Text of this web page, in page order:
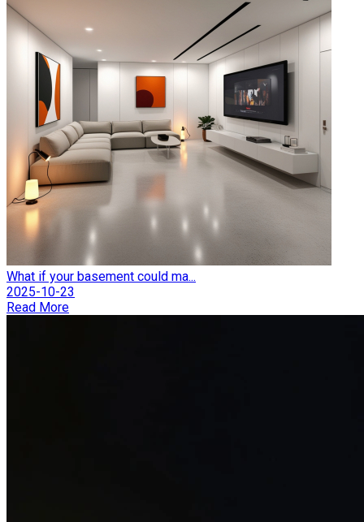
What if your basement could ma...
2025-10-23
Read More